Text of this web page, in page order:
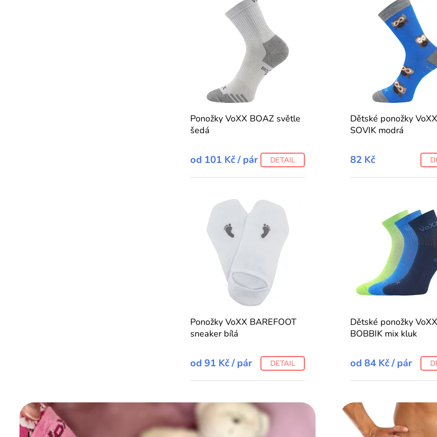
Ponožky VoXX BOAZ světle
šedá
od 101 Kč / pár DETAIL
Dětské ponožky VoXX
SOVIK modrá
82 Kč
Ponožky VoXX BAREFOOT
sneaker bílá
od 91 Kč / pár DETAIL
Dětské ponožky VoXX
BOBBIK mix kluk
od 84 Kč / pár